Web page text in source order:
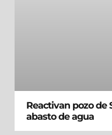
Reactivan pozo de
abasto de agua